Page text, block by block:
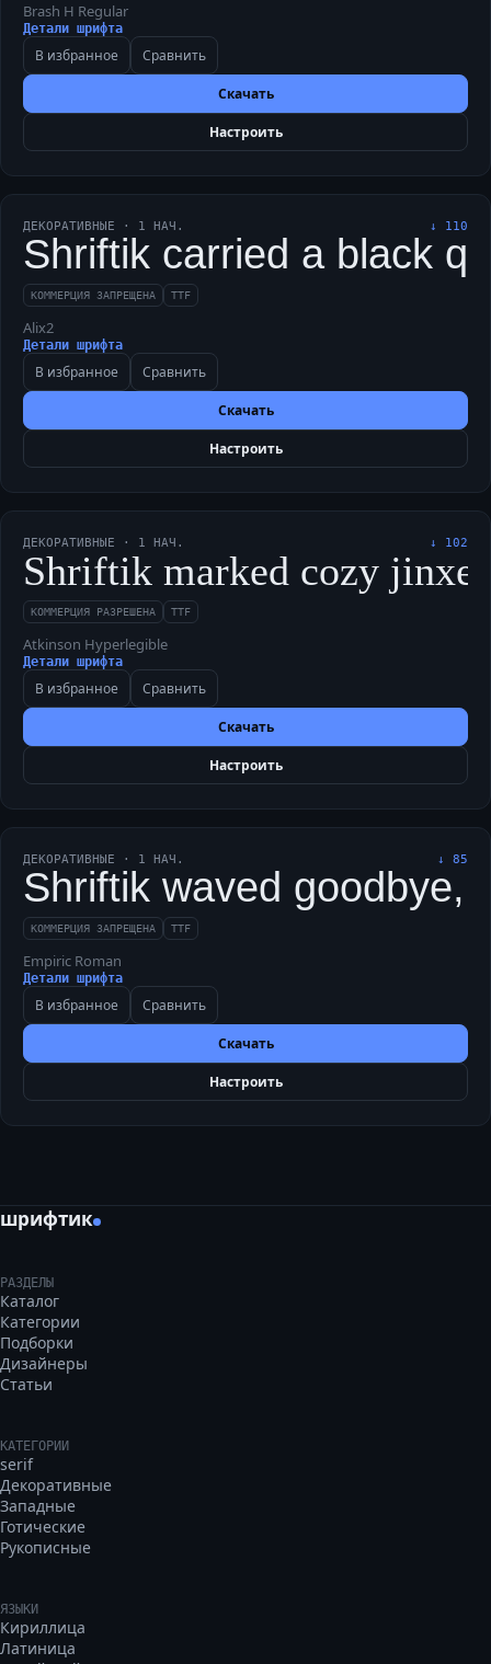
Brash H Regular
Детали шрифта
В избранное Сравнить
Скачать
Настроить
ДЕКОРАТИВНЫЕ · 1 НАЧ. ↓ 110
Shriftik carried a black
КОММЕРЦИЯ ЗАПРЕЩЕНА TTF
Alix2
Детали шрифта
В избранное Сравнить
Скачать
Настроить
ДЕКОРАТИВНЫЕ · 1 НАЧ. ↓ 102
Shriftik marked cozy
КОММЕРЦИЯ РАЗРЕШЕНА TTF
Atkinson Hyperlegible
Детали шрифта
В избранное Сравнить
Скачать
Настроить
ДЕКОРАТИВНЫЕ · 1 НАЧ. ↓ 85
Shriftik waved goodbye,
КОММЕРЦИЯ ЗАПРЕЩЕНА TTF
Empiric Roman
Детали шрифта
В избранное Сравнить
Скачать
Настроить
шрифтик
РАЗДЕЛЫ
Каталог
Категории
Подборки
Дизайнеры
Статьи
КАТЕГОРИИ
serif
Декоративные
Западные
Готические
Рукописные
ЯЗЫКИ
Кириллица
Латиница